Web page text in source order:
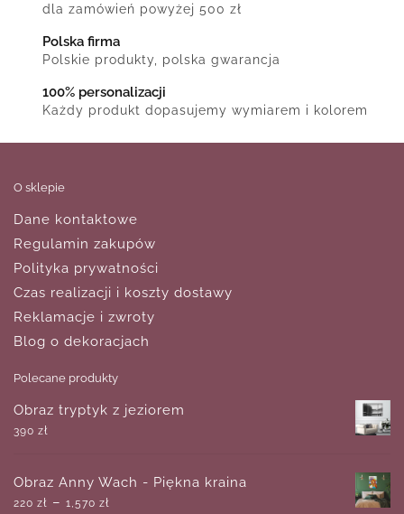
dla zamówień powyżej 500 zł
Polska firma
Polskie produkty, polska gwarancja
100% personalizacji
Każdy produkt dopasujemy wymiarem i kolorem
O sklepie
Dane kontaktowe
Regulamin zakupów
Polityka prywatności
Czas realizacji i koszty dostawy
Reklamacje i zwroty
Blog o dekoracjach
Polecane produkty
Obraz tryptyk z jeziorem
390 zł
Obraz Anny Wach - Piękna kraina
220 zł – 1,570 zł